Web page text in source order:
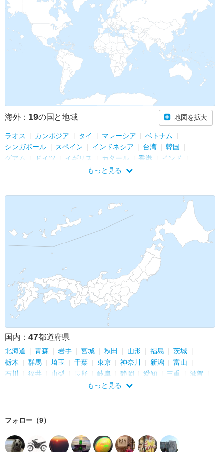
海外： 19の国と地域 地図を拡大
ラオス カンボジア タイ マレーシア
ベトナム
シンガポール
スペイン インドネシア 台湾
韓国
グアム
ドイツ イギリス カタール 香港
インド
中国もっと見る
国内： 47都道府県
北海道 青森 岩手 宮城 秋田 山形 福島
茨城
栃木
群馬 埼玉 千葉 東京 神奈川 新潟
富山
石川
福井 山梨 長野 岐阜 静岡 愛知 三重
滋賀
和歌山 鳥取
もっと見る
フォロー（9）